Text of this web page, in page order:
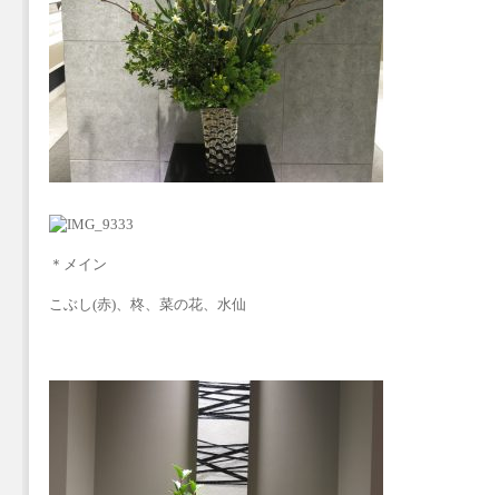
＊メイン
こぶし(赤)、柊、菜の花、水仙